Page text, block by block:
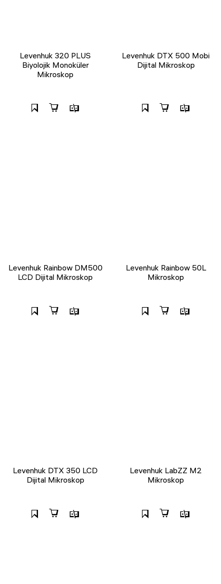
Levenhuk 320 PLUS
Biyolojik Monoküler
Mikroskop
Levenhuk DTX 500 Mobi
Dijital Mikroskop
Levenhuk Rainbow DM500
LCD Dijital Mikroskop
Levenhuk Rainbow 50L
Mikroskop
Levenhuk DTX 350 LCD
Dijital Mikroskop
Levenhuk LabZZ M2
Mikroskop